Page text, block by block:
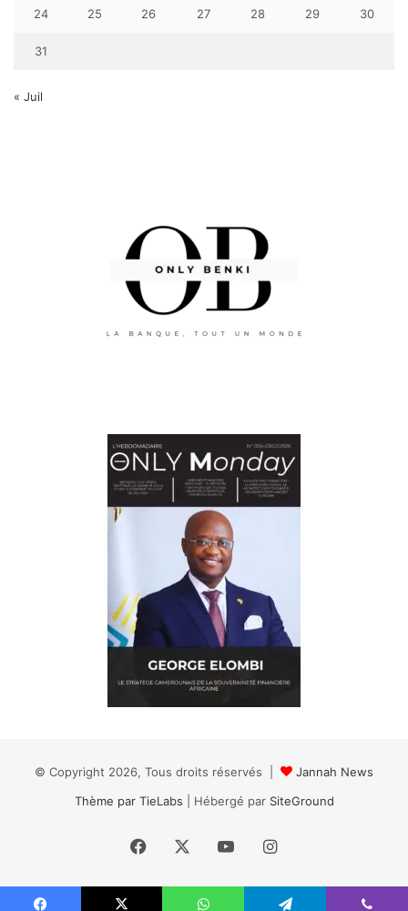
24 25 26 27 28 29 30
31
« Juil
© Copyright 2026, Tous droits réservés |
Jannah News
Thème par TieLabs | Hébergé par SiteGround
Facebook YouTubeInstagram